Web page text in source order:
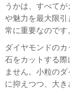
うかは、すべて
や魅力を最大限
常に重要なのです
ダイヤモンドの
石をカットする
ません。小粒の
に抑えつつ、大